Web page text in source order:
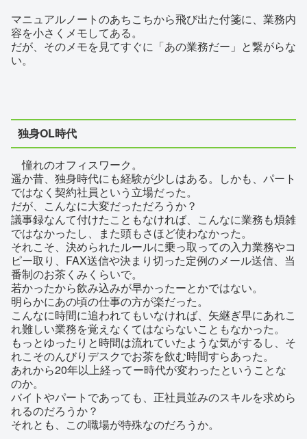
マニュアルノートのあちこちから飛び出た付箋に、業務内
容を小さくメモしてある。
だが、そのメモを見てすぐに「あの業務だー」と繋がらな
い。
独身OL時代
憧れのオフィスワーク。
遥か昔、独身時代にも経験が少しはある。しかも、パート
ではなく契約社員という立場だった。
だが、こんなに大変だっただろうか？
議事録なんて付けたこともなければ、こんなに業務も煩雑
ではなかったし、また頭もさほど使わなかった。
それこそ、決められたルールに乗っ取っての入力業務やコ
ピー取り、FAX送信や決まり切った定例のメール送信、当
番制のお茶くみくらいで。
若かったから飲み込みが早かったーとかではない。
明らかにあの頃の仕事の方が楽だった。
こんなに時間に追われてもいなければ、矢継ぎ早にあれこ
れ難しい業務を覚えなくてはならないこともなかった。
もっとゆったりと時間は流れていたような気がするし、そ
れこそのんびりデスクでお茶を飲む時間すらあった。
あれから20年以上経ってー時代が変わったということな
のか。
バイトやパートであっても、正社員並みのスキルを求めら
れるのだろうか？
それとも、この職場が特殊なのだろうか。